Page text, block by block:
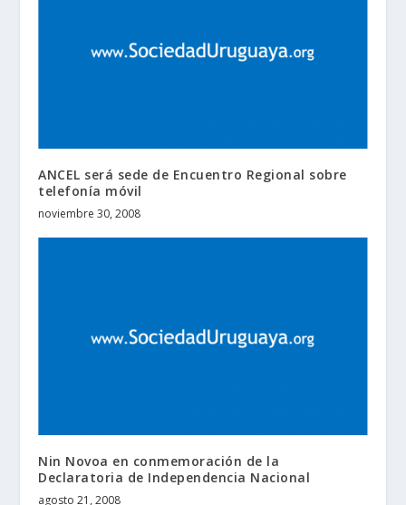
ANCEL será sede de Encuentro Regional sobre
telefonía móvil
noviembre 30, 2008
Nin Novoa en conmemoración de la
Declaratoria de Independencia Nacional
agosto 21, 2008